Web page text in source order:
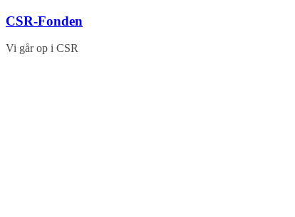
Skip
content
CSR-Fonden
Vi går op i CSR